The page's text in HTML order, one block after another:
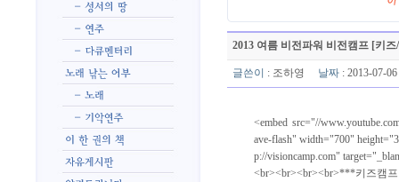
2013 여름 비전파워 비전캠프 [키
글쓴이 : 조하영 날짜 : 2013-07-
<embed src="//
ave-flash" width="700"
p://visioncamp.com"
<br><br><br><br>***키즈캠프